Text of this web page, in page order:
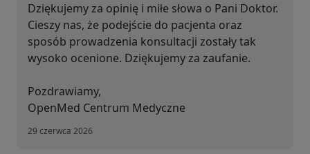
Dziękujemy za opinię i miłe słowa o Pani Doktor.
Cieszy nas, że podejście do pacjenta oraz
sposób prowadzenia konsultacji zostały tak
wysoko ocenione. Dziękujemy za zaufanie.
Pozdrawiamy,
OpenMed Centrum Medyczne
29 czerwca 2026